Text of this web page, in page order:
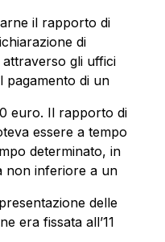
il rapporto di
di
gli uffici
pagamento di un
euro. Il rapporto di
essere a tempo
determinato, in
non inferiore a un
delle
era fissata all’11